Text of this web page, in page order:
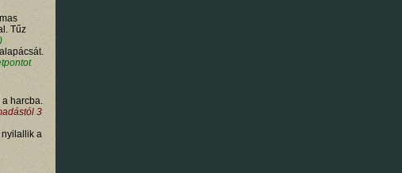
Tűz
harcba.
3
nyilallik a